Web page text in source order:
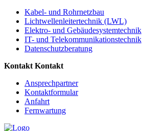
Kabel- und Rohrnetzbau
Lichtwellenleitertechnik (LWL)
Elektro- und Gebäudesystemtechnik
IT- und Telekommunikationstechnik
Datenschutzberatung
Kontakt Kontakt
Ansprechpartner
Kontaktformular
Anfahrt
Fernwartung